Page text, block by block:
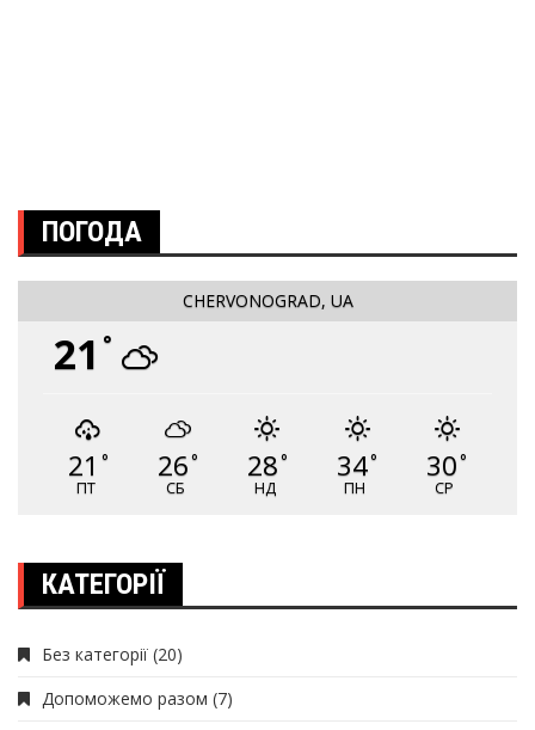
ПОГОДА
CHERVONOGRAD, UA
21 °
21 °
ПТ
26°
СБ
28°
НД
34°
ПН
30°
СР
КАТЕГОРІЇ
Без категорії (20)
Допоможемо разом (7)